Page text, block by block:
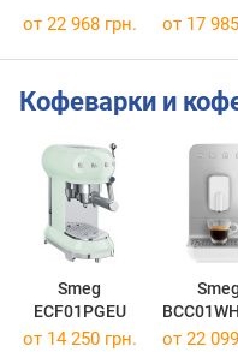
от 22 968 грн. от 17
Кофеварки и
Smeg
ECF01PGEU
Smeg
от 14 250 грн. от 22